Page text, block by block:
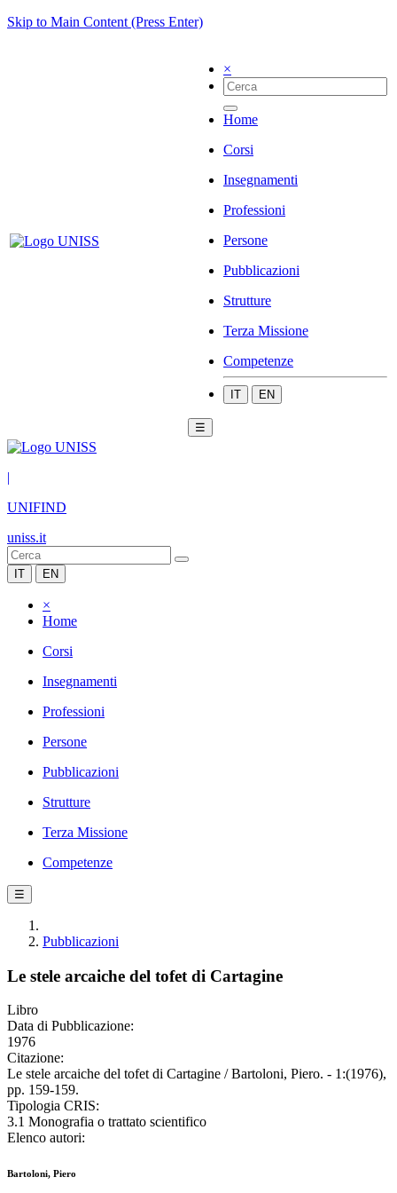
Skip to Main Content (Press Enter)
×
Home
Corsi
Insegnamenti
Professioni
Persone
Pubblicazioni
Strutture
Terza Missione
Competenze
IT EN
☰
|
UNIFIND
uniss.it
IT EN
×
Home
Corsi
Insegnamenti
Professioni
Persone
Pubblicazioni
Strutture
Terza Missione
Competenze
☰
Pubblicazioni
Le stele arcaiche del tofet di Cartagine
Libro
Data di Pubblicazione:
1976
Citazione:
Le stele arcaiche del tofet di Cartagine / Bartoloni, Piero. - 1:(1976),
pp. 159-159.
Tipologia CRIS:
3.1 Monografia o trattato scientifico
Elenco autori:
Bartoloni, Piero